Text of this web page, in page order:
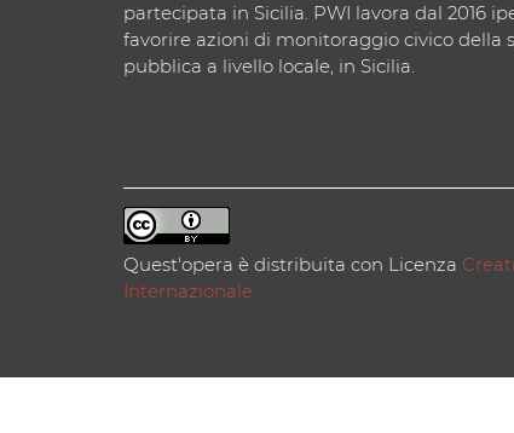
partecipata in Sicilia. PWI lavora dal 2016
favorire azioni di monitoraggio civico della
pubblica a livello locale, in Sicilia.
Quest'opera è distribuita con Licenza
Internazionale